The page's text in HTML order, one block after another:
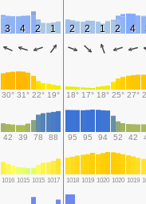
3 4 2 1 2 2 1 2 4
30° 31° 22° 19° 18° 17° 18° 25° 27°
42 39 78 88 95 95 94 52 42
1016 1015 1015 1017 1018 1019 1020 1020 1019